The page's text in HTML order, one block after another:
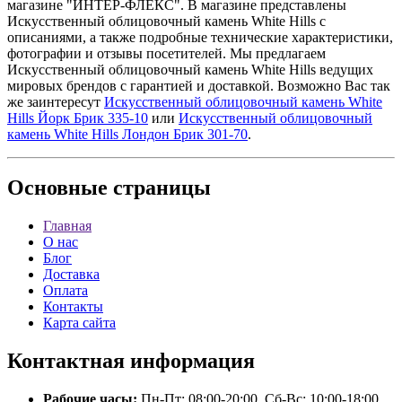
магазине "ИНТЕР-ФЛЕКС". В магазине представлены
Искусственный облицовочный камень White Hills с
описаниями, а также подробные технические характеристики,
фотографии и отзывы посетителей. Мы предлагаем
Искусственный облицовочный камень White Hills ведущих
мировых брендов с гарантией и доставкой. Возможно Вас так
же заинтересут Искусственный облицовочный камень White
Hills Йорк Брик 335-10 или Искусственный облицовочный
камень White Hills Лондон Брик 301-70.
Основные страницы
Главная
О нас
Блог
Доставка
Оплата
Контакты
Карта сайта
Контактная информация